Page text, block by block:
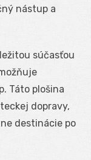
nástup a
súčasťou
Táto plošina
dopravy,
destinácie po